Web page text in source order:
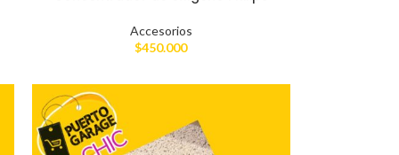
Accesorios
$450.000